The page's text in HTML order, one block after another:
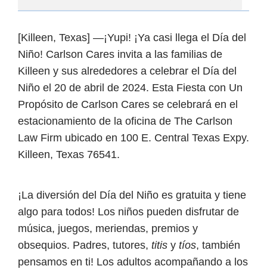
[Killeen, Texas] —¡Yupi! ¡Ya casi llega el Día del
Niño! Carlson Cares invita a las familias de
Killeen y sus alrededores a celebrar el Día del
Niño el 20 de abril de 2024. Esta Fiesta con Un
Propósito de Carlson Cares se celebrará en el
estacionamiento de la oficina de The Carlson
Law Firm ubicado en 100 E. Central Texas Expy.
Killeen, Texas 76541.
¡La diversión del Día del Niño es gratuita y tiene
algo para todos! Los niños pueden disfrutar de
música, juegos, meriendas, premios y
obsequios. Padres, tutores, titis y tíos, también
pensamos en ti! Los adultos acompañando a los